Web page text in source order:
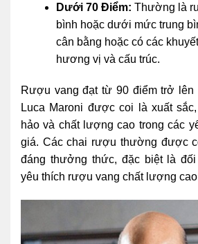
Dưới 70 Điểm: Thường là
bình hoặc dưới mức trung
cân bằng hoặc có các
hương vị và cấu trúc.
Rượu vang đạt từ 90 điểm trở lên
Luca Maroni được coi là xuất
hảo và chất lượng cao trong các
giá. Các chai rượu thường được
đáng thưởng thức, đặc biệt là
yêu thích rượu vang chất lượng